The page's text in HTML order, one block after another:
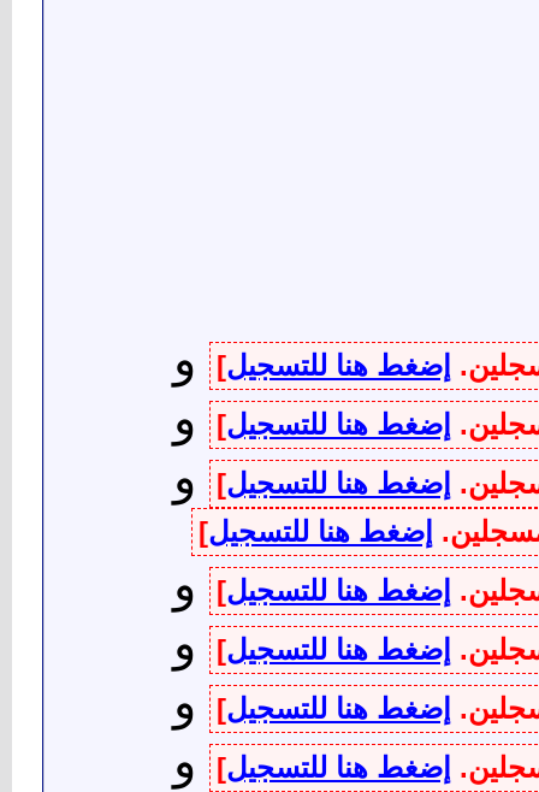
إضغط هنا للتسجيل] و
إضغط هنا للتسجيل] و
إضغط هنا للتسجيل] و
إضغط هنا للتسجيل]
إضغط هنا للتسجيل] و
إضغط هنا للتسجيل] و
إضغط هنا للتسجيل] و
إضغط هنا للتسجيل] و